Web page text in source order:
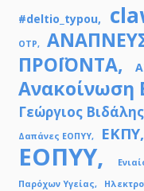
#deltio_typou
OTP
ΠΡΟΪΟΝΤΑ
Ανακοίνωση
Γεώργιος Βιδάλης
Δαπάνες ΕΟΠΥΥ ΕΚΠΥ
ΕΟΠΥΥ
Παρόχων Υγείας